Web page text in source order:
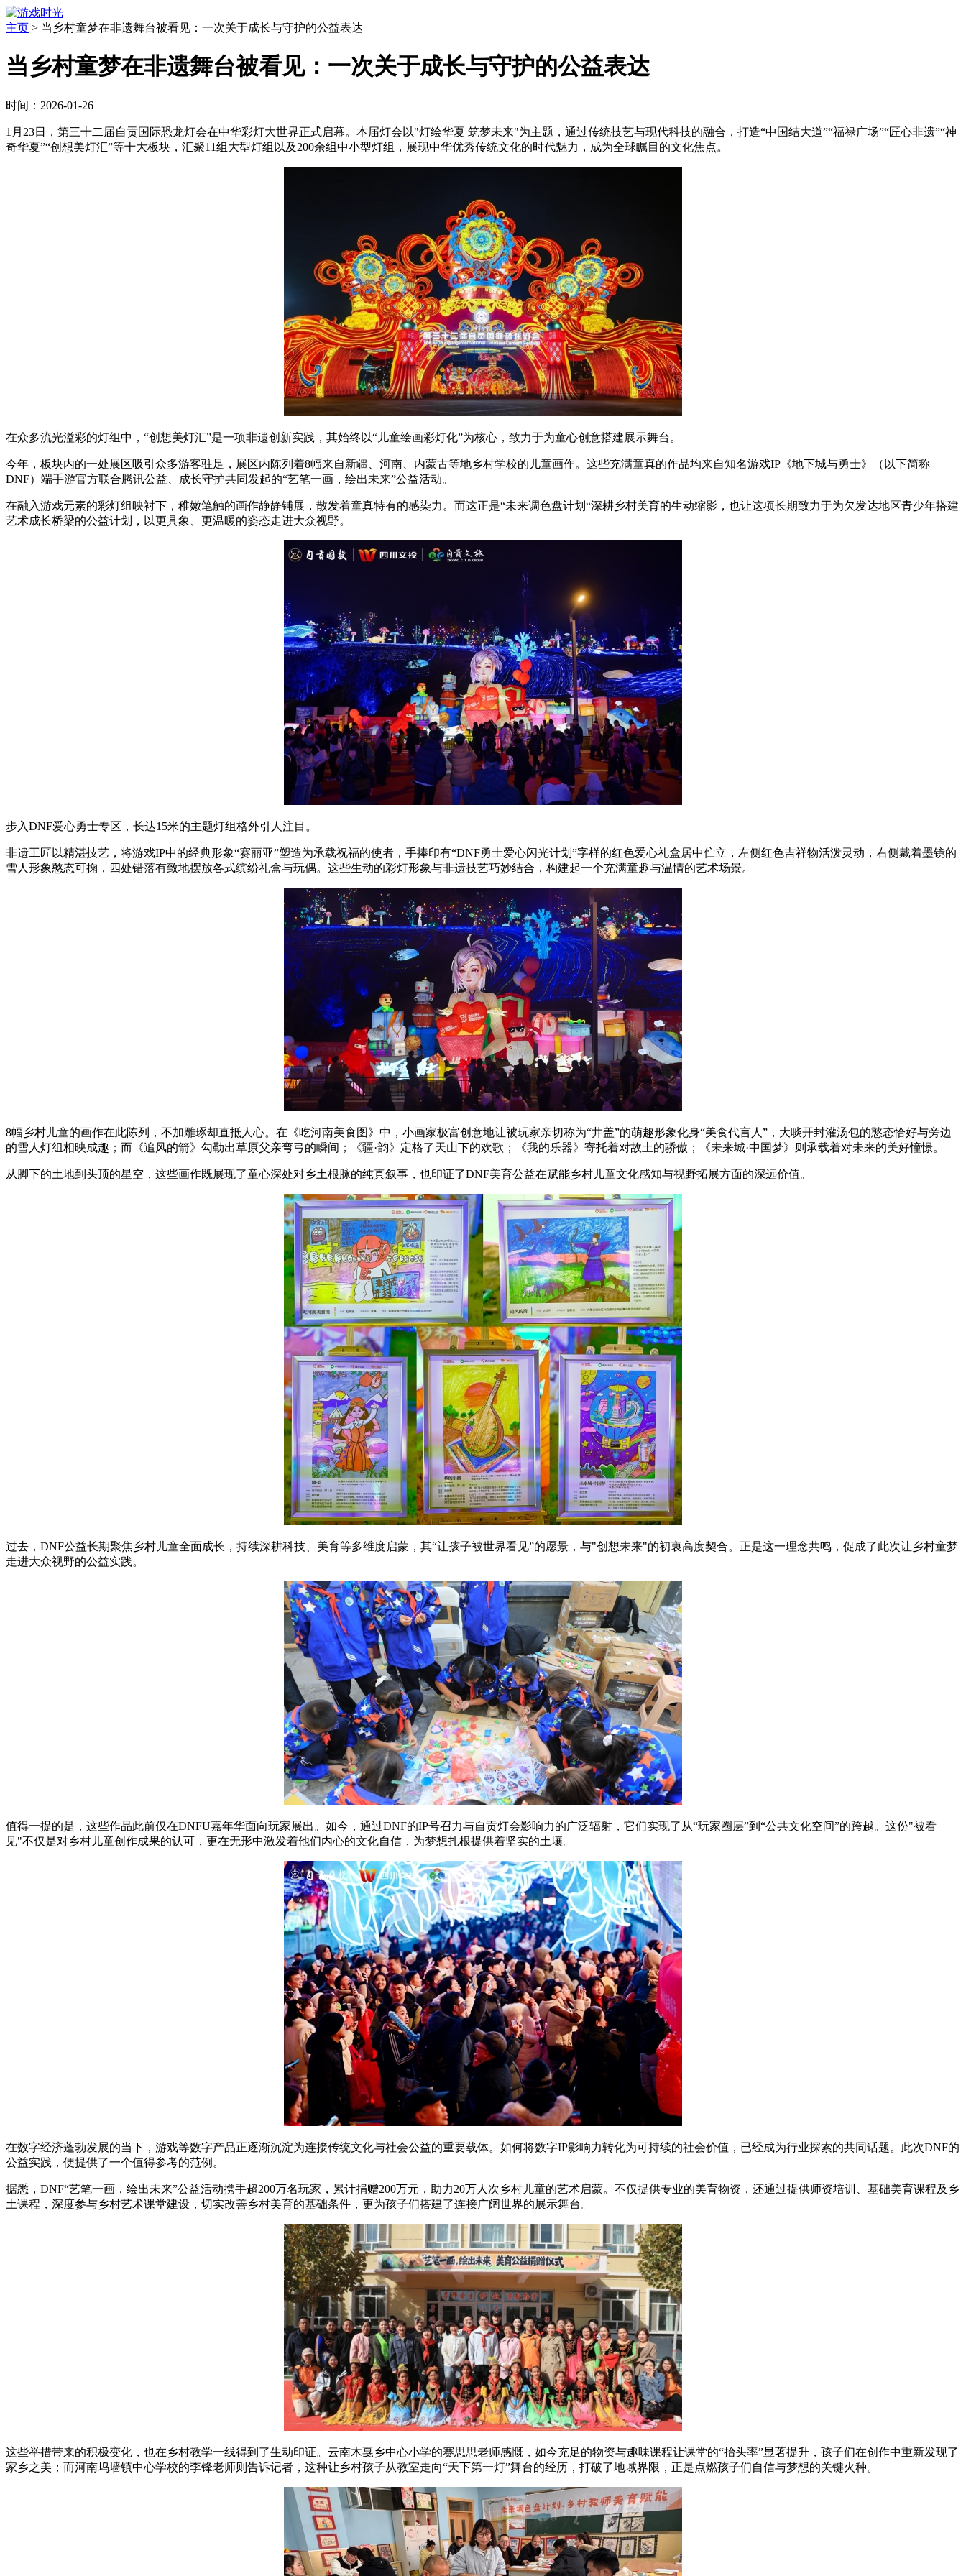
主页 > 当乡村童梦在非遗舞台被看见：一次关于成长与守护的公益表达
当乡村童梦在非遗舞台被看见：一次关于成长与守护的公益表达
时间：2026-01-26
1月23日，第三十二届自贡国际恐龙灯会在中华彩灯大世界正式启幕。本届灯会以"灯绘华夏 筑梦未来"为主题，通过传统技艺与现代科技的融合，打造“中国结大道”“福禄广场”“匠心非遗”“神
奇华夏”“创想美灯汇”等十大板块，汇聚11组大型灯组以及200余组中小型灯组，展现中华优秀传统文化的时代魅力，成为全球瞩目的文化焦点。
在众多流光溢彩的灯组中，“创想美灯汇”是一项非遗创新实践，其始终以“儿童绘画彩灯化”为核心，致力于为童心创意搭建展示舞台。
今年，板块内的一处展区吸引众多游客驻足，展区内陈列着8幅来自新疆、河南、内蒙古等地乡村学校的儿童画作。这些充满童真的作品均来自知名游戏IP《地下城与勇士》（以下简称
DNF）端手游官方联合腾讯公益、成长守护共同发起的“艺笔一画，绘出未来”公益活动。
在融入游戏元素的彩灯组映衬下，稚嫩笔触的画作静静铺展，散发着童真特有的感染力。而这正是“未来调色盘计划“深耕乡村美育的生动缩影，也让这项长期致力于为欠发达地区青少年搭建
艺术成长桥梁的公益计划，以更具象、更温暖的姿态走进大众视野。
步入DNF爱心勇士专区，长达15米的主题灯组格外引人注目。
非遗工匠以精湛技艺，将游戏IP中的经典形象“赛丽亚”塑造为承载祝福的使者，手捧印有“DNF勇士爱心闪光计划”字样的红色爱心礼盒居中伫立，左侧红色吉祥物活泼灵动，右侧戴着墨镜的
雪人形象憨态可掬，四处错落有致地摆放各式缤纷礼盒与玩偶。这些生动的彩灯形象与非遗技艺巧妙结合，构建起一个充满童趣与温情的艺术场景。
8幅乡村儿童的画作在此陈列，不加雕琢却直抵人心。在《吃河南美食图》中，小画家极富创意地让被玩家亲切称为“井盖”的萌趣形象化身“美食代言人”，大啖开封灌汤包的憨态恰好与旁边
的雪人灯组相映成趣；而《追风的箭》勾勒出草原父亲弯弓的瞬间；《疆·韵》定格了天山下的欢歌；《我的乐器》寄托着对故土的骄傲；《未来城·中国梦》则承载着对未来的美好憧憬。
从脚下的土地到头顶的星空，这些画作既展现了童心深处对乡土根脉的纯真叙事，也印证了DNF美育公益在赋能乡村儿童文化感知与视野拓展方面的深远价值。
过去，DNF公益长期聚焦乡村儿童全面成长，持续深耕科技、美育等多维度启蒙，其“让孩子被世界看见”的愿景，与"创想未来"的初衷高度契合。正是这一理念共鸣，促成了此次让乡村童梦
走进大众视野的公益实践。
值得一提的是，这些作品此前仅在DNFU嘉年华面向玩家展出。如今，通过DNF的IP号召力与自贡灯会影响力的广泛辐射，它们实现了从“玩家圈层”到“公共文化空间”的跨越。这份"被看
见"不仅是对乡村儿童创作成果的认可，更在无形中激发着他们内心的文化自信，为梦想扎根提供着坚实的土壤。
在数字经济蓬勃发展的当下，游戏等数字产品正逐渐沉淀为连接传统文化与社会公益的重要载体。如何将数字IP影响力转化为可持续的社会价值，已经成为行业探索的共同话题。此次DNF的
公益实践，便提供了一个值得参考的范例。
据悉，DNF“艺笔一画，绘出未来”公益活动携手超200万名玩家，累计捐赠200万元，助力20万人次乡村儿童的艺术启蒙。不仅提供专业的美育物资，还通过提供师资培训、基础美育课程及乡
土课程，深度参与乡村艺术课堂建设，切实改善乡村美育的基础条件，更为孩子们搭建了连接广阔世界的展示舞台。
这些举措带来的积极变化，也在乡村教学一线得到了生动印证。云南木戛乡中心小学的赛思思老师感慨，如今充足的物资与趣味课程让课堂的“抬头率”显著提升，孩子们在创作中重新发现了
家乡之美；而河南坞墙镇中心学校的李锋老师则告诉记者，这种让乡村孩子从教室走向“天下第一灯”舞台的经历，打破了地域界限，正是点燃孩子们自信与梦想的关键火种。